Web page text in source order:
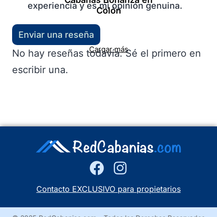
Colón
Cargar más
experiencia y es mi opinión genuina.
Enviar una reseña
No hay reseñas todavía. Sé el primero en
escribir una.
Contacto EXCLUSIVO para propietarios